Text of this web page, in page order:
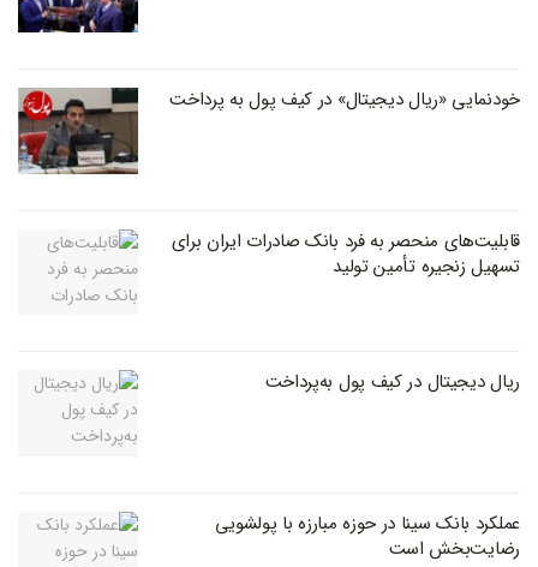
خودنمایی «ریال دیجیتال» در کیف پول به پرداخت
قابلیت‌های منحصر به فرد بانک صادرات ایران برای
تسهیل زنجیره تأمین تولید
ریال دیجیتال در کیف پول به‌پرداخت
عملکرد بانک سینا در حوزه مبارزه با پولشویی
رضایت‌بخش است